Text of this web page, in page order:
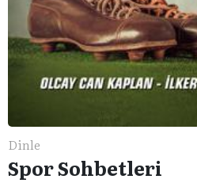
Dinle
Spor Sohbetleri